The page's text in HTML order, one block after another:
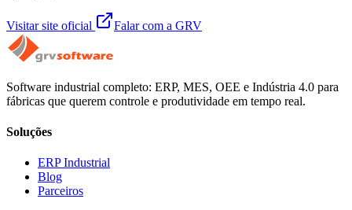
Visitar site oficial Falar com a GRV
Software industrial completo: ERP, MES, OEE e Indústria 4.0 para
fábricas que querem controle e produtividade em tempo real.
Soluções
ERP Industrial
Blog
Parceiros